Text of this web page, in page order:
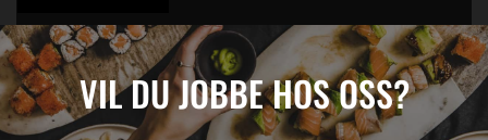
VIL DU JOBBE HOS OSS?